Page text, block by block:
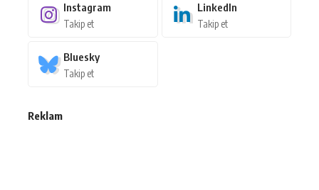
Instagram
Takip et
LinkedIn
Takip et
Bluesky
Takip et
Reklam